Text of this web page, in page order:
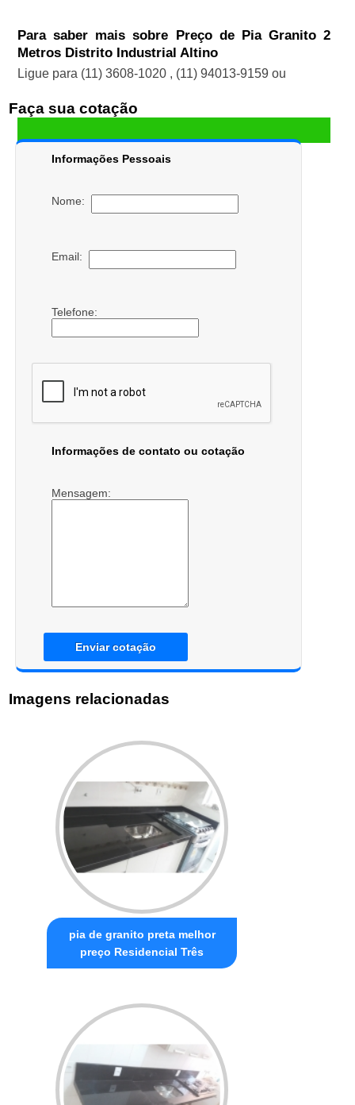
Para saber mais sobre Preço de Pia Granito 2
Metros Distrito Industrial Altino
Ligue para (11) 3608-1020 , (11) 94013-9159 ou
Faça sua cotação
Informações Pessoais
Nome:
Email:
Telefone:
Informações de contato ou cotação
Mensagem:
Enviar cotação
Imagens relacionadas
pia de granito preta melhor
preço Residencial Três